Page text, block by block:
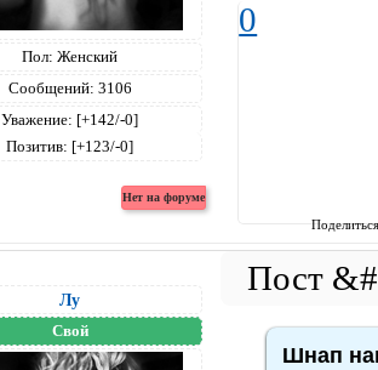
Пол: Женский
Сообщений: 3106
Уважение: [+142/-0]
Позитив: [+123/-0]
0
Лу
Свой
Шнап